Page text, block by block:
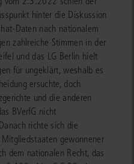
hinter die Diskussion
Daten nach nationalem
zahlreiche Stimmen in der
und das LG Berlin hielt
für ungeklärt, weshalb es
ersuchte, doch
und die anderen
BVerfG nicht
richte sich die
gewonnener
dem nationalen Recht, das